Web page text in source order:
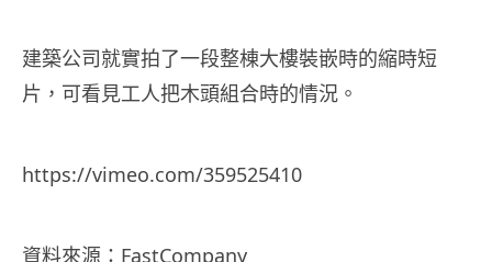
建築公司就實拍了一段整棟大樓裝嵌時的縮時短
片，可看見工人把木頭組合時的情況。
https://vimeo.com/359525410
資料來源： FastCompany